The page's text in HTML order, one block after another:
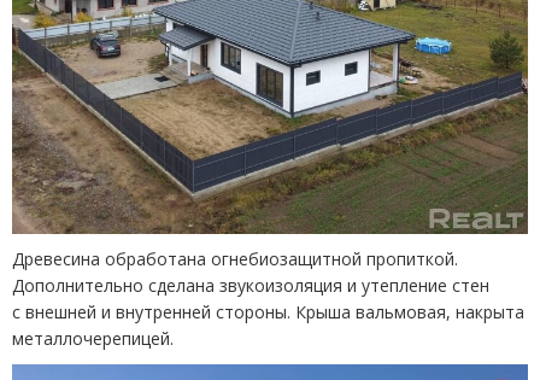
Древесина обработана огнебиозащитной пропиткой.
Дополнительно сделана звукоизоляция и утепление стен
с внешней и внутренней стороны. Крыша вальмовая, накрыта
металлочерепицей.